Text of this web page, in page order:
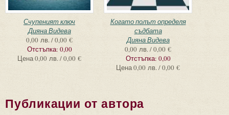
Счупеният ключ
Дияна Видева
0,00 лв. / 0,00 €
Отстъпка: 0,00
Цена0,00 лв. / 0,00 €
Когато полът определя
съдбата
Дияна Видева
0,00 лв. / 0,00 €
Отстъпка: 0,00
Цена0,00 лв. / 0,00 €
Публикации от автора